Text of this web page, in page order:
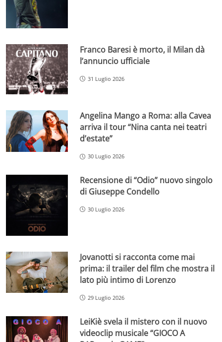
Franco Baresi è morto, il Milan dà
l’annuncio ufficiale
31 Luglio 2026
Angelina Mango a Roma: alla Cavea
arriva il tour “Nina canta nei teatri
d’estate”
30 Luglio 2026
Recensione di “Odio” nuovo singolo
di Giuseppe Condello
30 Luglio 2026
Jovanotti si racconta come mai
prima: il trailer del film che mostra il
lato più intimo di Lorenzo
29 Luglio 2026
LeiKiè svela il mistero con il nuovo
videoclip musicale “GIOCO A